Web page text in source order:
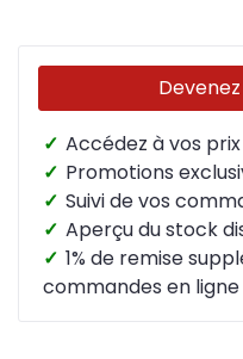
✓ Accédez à vos
✓ Promotions
✓ Suivi de vos
✓ Aperçu du stock
✓ 1% de remise
commandes en